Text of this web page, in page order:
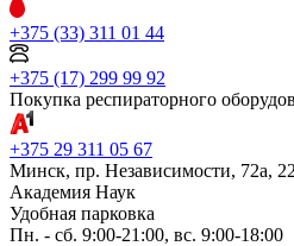
+375 (33) 311 01 44
+375 (17) 299 99 92
Покупка респираторного
+375 29 311 05 67
Минск, пр. Независимости, 72а,
Академия Наук
Удобная парковка
Пн. - сб. 9:00-21:00, вс. 9:00-18:00